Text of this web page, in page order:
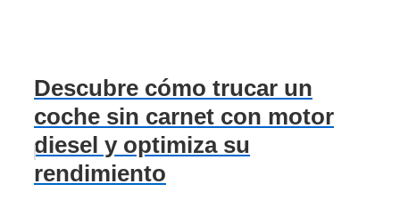
Descubre cómo trucar un
coche sin carnet con motor
diesel y optimiza su
rendimiento